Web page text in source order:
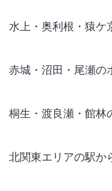
水上・奥利根・猿ケ
赤城・沼田・尾瀬の
桐生・渡良瀬・館林
北関東エリアの駅か